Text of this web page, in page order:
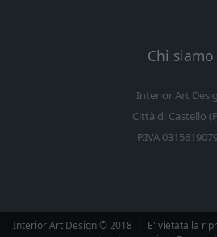
Chi siamo
Interior Art
Città di Castello
P.IVA
Interior Art Design © 2018 | E' vietata la